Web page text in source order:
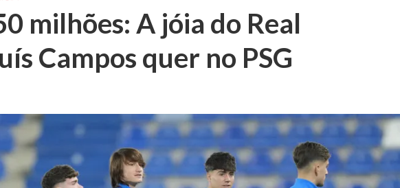
milhões: A jóia do Real
Campos quer no PSG